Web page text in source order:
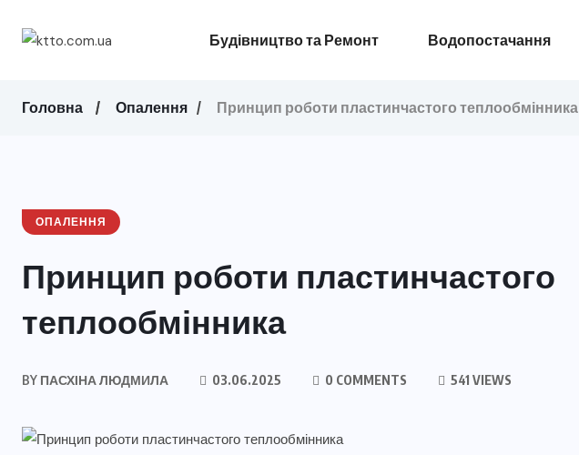
Будівництво та Ремонт Водопостачання
Головна Опалення Принцип роботи пластинчастого теплообмінника
ОПАЛЕННЯ
Принцип роботи пластинчастого
теплообмінника
BY ПАСХІНА ЛЮДМИЛА 03.06.2025 0 COMMENTS 541 VIEWS